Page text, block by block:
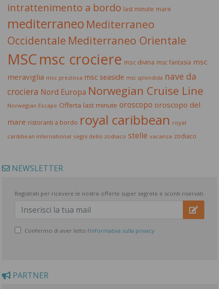
intrattenimento a bordo last minute mare
mediterraneo Mediterraneo
Occidentale Mediterraneo Orientale
MSCmsc crociere msc divina msc fantasia msc
meraviglia msc preziosa msc seaside msc splendida nave da
crociera Nord Europa Norwegian Cruise Line
Norwegian Escape Offerta last minute oroscopo oroscopo del
mare ristoranti a bordo royal caribbean royal
caribbean international segni dello zodiaco stelle vacanza zodiaco
NEWSLETTER
Registrati per ricevere le nostre offerte super segrete e sconti riservati
Confermo di aver letto l'informativa sulla privacy
PARTNER